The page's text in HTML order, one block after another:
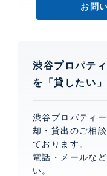
お問
渋谷プロパテ
を「貸したい
渋谷プロパティ
却・貸出のご相
ております。
電話・メールな
い。